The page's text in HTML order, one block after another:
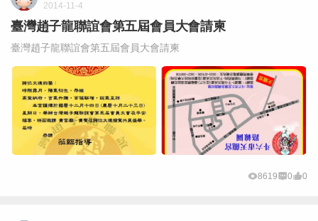
2014-11-4
臺灣趙子龍聯誼會第五屆會員大會請柬
臺灣趙子龍聯誼會第五屆會員大會請柬
8619 0 0